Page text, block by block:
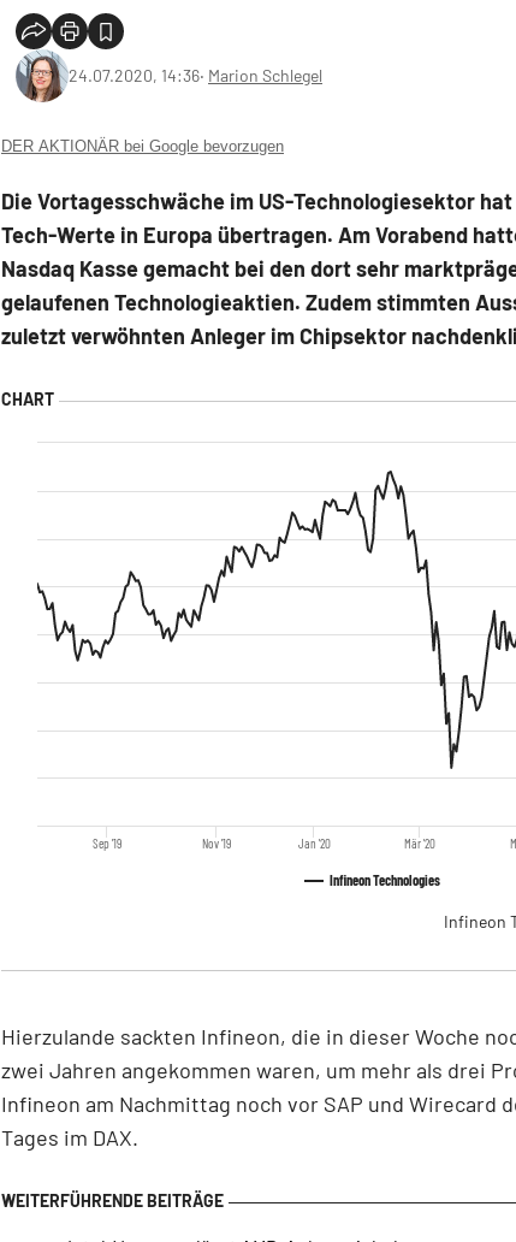
24.07.2020, 14:36‧ Marion Schlegel
DER AKTIONÄR bei Google bevorzugen
Die Vortagesschwäche im US-Technologiesektor
Tech-Werte in Europa übertragen. Am Vorabend
Nasdaq Kasse gemacht bei den dort sehr
gelaufenen Technologieaktien. Zudem stimmten
zuletzt verwöhnten Anleger im Chipsektor
Infineon Technologies
Sep '19 Nov '19 Jan '20 Mär '20
Infineon
Hierzulande sackten Infineon, die in dieser Woche
zwei Jahren angekommen waren, um mehr als drei
Infineon am Nachmittag noch vor SAP und Wirecard
Tages im DAX.